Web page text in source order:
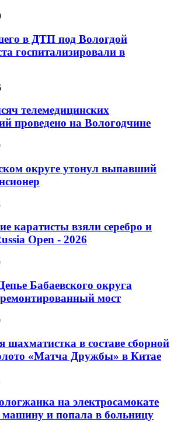
в ДТП под Вологдой
госпитализировали в
телемедицинских
проведено на Вологодчине
округе утонул выпавший
каратисты взяли серебро и
Open - 2026
Бабаевского округа
мост
шахматистка в составе сборной
«Матча Дружбы» в Китае
на электросамокате
машину и попала в больницу